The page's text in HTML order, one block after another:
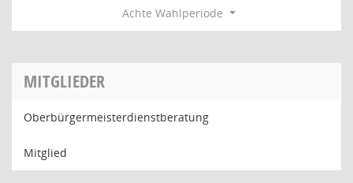
Achte Wahlperiode
MITGLIEDER
Oberbürgermeisterdienstberatung
Mitglied